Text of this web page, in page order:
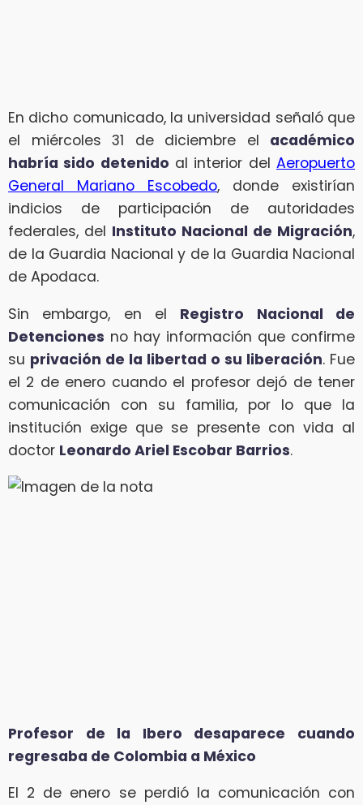
En dicho comunicado, la universidad señaló que
el miércoles 31 de diciembre el académico
habría sido detenido al interior delAeropuerto
General Mariano Escobedo, donde existirían
indicios de participación de autoridades
federales, del Instituto Nacional de Migración,
de la Guardia Nacional y de la Guardia Nacional
de Apodaca.
Sin embargo, en el Registro Nacional de
Detenciones no hay información que confirme
su privación de la libertad o su liberación. Fue
el 2 de enero cuando el profesor dejó de tener
comunicación con su familia, por lo que la
institución exige que se presente con vida al
doctor Leonardo Ariel Escobar Barrios.
Profesor de la Ibero desaparece cuando
regresaba de Colombia a México
El 2 de enero se perdió la comunicación con